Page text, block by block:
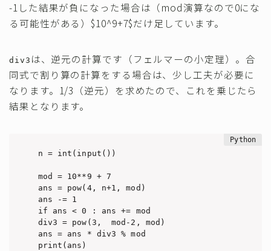
-1した結果が負になった場合は（mod演算なので0にな
る可能性がある）$10^9+7$だけ足しています。
div3 は、逆元の計算です（フェルマーの小定理）。合
同式で割り算の計算をする場合は、少し工夫が必要に
なります。1/3（逆元）を求めたので、これを乗じたら
結果となります。
n = int(input())
mod = 10**9 + 7
ans = pow(4, n+1, mod)
ans -= 1
if ans < 0 : ans += mod
div3 = pow(3,  mod-2, mod)
ans = ans * div3 % mod
print(ans)